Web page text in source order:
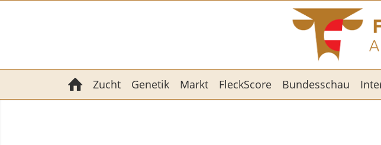
Zucht Genetik Markt FleckScore Bundesschau